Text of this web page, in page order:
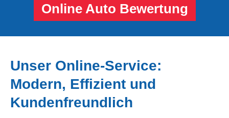
Online Auto Bewertung
Unser Online-Service:
Modern, Effizient und
Kundenfreundlich